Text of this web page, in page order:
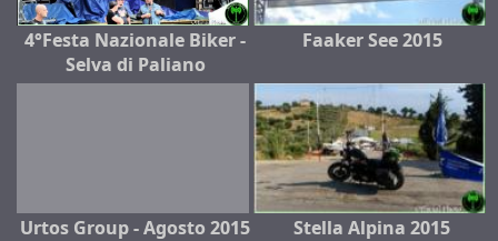
4°Festa Nazionale Biker -
Selva di Paliano
Faaker See 2015
Urtos Group - Agosto 2015 Stella Alpina 2015